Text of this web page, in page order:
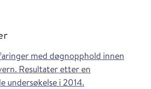
med døgnopphold innen
Resultater etter en
undersøkelse i 2014.